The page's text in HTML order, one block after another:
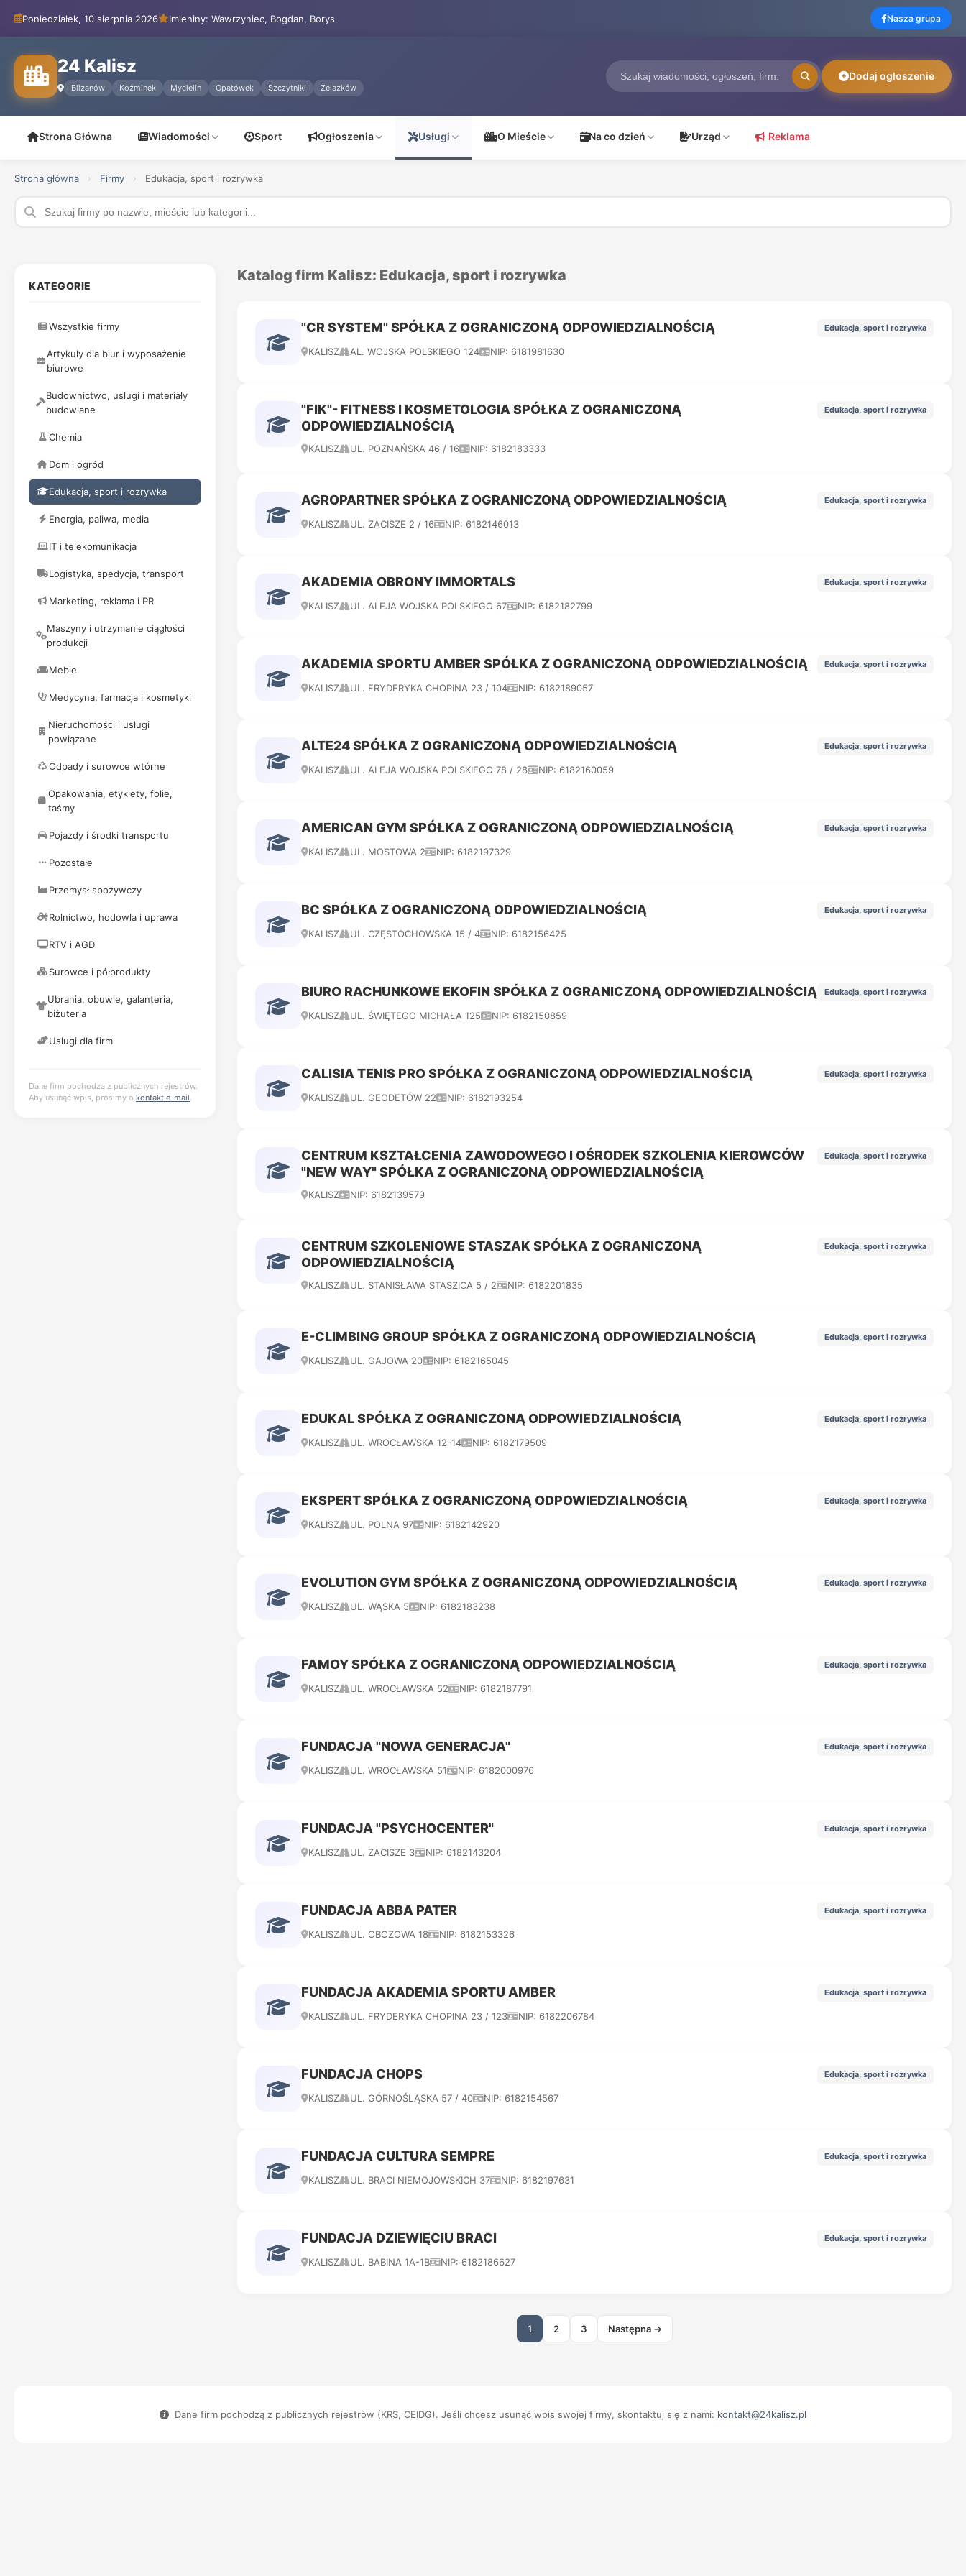
Poniedziałek, 10 sierpnia 2026 Imieniny: Wawrzyniec, Bogdan, Borys Nasza grupa
24 Kalisz
Blizanów Koźminek Mycielin Opatówek Szczytniki Żelazków
Dodaj ogłoszenie
Strona Główna Wiadomości Sport Ogłoszenia Usługi O Mieście Na co dzień Urząd Reklama
Strona główna › Firmy › Edukacja, sport i rozrywka
KATEGORIE
Wszystkie firmy
Artykuły dla biur i wyposażenie
biurowe
Budownictwo, usługi i materiały
budowlane
Chemia
Dom i ogród
Edukacja, sport i rozrywka
Energia, paliwa, media
IT i telekomunikacja
Logistyka, spedycja, transport
Marketing, reklama i PR
Maszyny i utrzymanie ciągłości
produkcji
Meble
Medycyna, farmacja i kosmetyki
Nieruchomości i usługi
powiązane
Odpady i surowce wtórne
Opakowania, etykiety, folie,
taśmy
Pojazdy i środki transportu
Pozostałe
Przemysł spożywczy
Rolnictwo, hodowla i uprawa
RTV i AGD
Surowce i półprodukty
Ubrania, obuwie, galanteria,
biżuteria
Usługi dla firm
Dane firm pochodzą z publicznych rejestrów.
Aby usunąć wpis, prosimy o kontakt e-mail.
Katalog firm Kalisz: Edukacja, sport i rozrywka
"CR SYSTEM" SPÓŁKA Z OGRANICZONĄ ODPOWIEDZIALNOŚCIĄ Edukacja, sport i rozrywka
KALISZ AL. WOJSKA POLSKIEGO 124 NIP: 6181981630
"FIK"- FITNESS I KOSMETOLOGIA SPÓŁKA Z OGRANICZONĄ
ODPOWIEDZIALNOŚCIĄ
Edukacja, sport i rozrywka
KALISZ UL. POZNAŃSKA 46 / 16 NIP: 6182183333
AGROPARTNER SPÓŁKA Z OGRANICZONĄ ODPOWIEDZIALNOŚCIĄ Edukacja, sport i rozrywka
KALISZ UL. ZACISZE 2 / 16 NIP: 6182146013
AKADEMIA OBRONY IMMORTALS Edukacja, sport i rozrywka
KALISZ UL. ALEJA WOJSKA POLSKIEGO 67 NIP: 6182182799
AKADEMIA SPORTU AMBER SPÓŁKA Z OGRANICZONĄ ODPOWIEDZIALNOŚCIĄ Edukacja, sport i rozrywka
KALISZ UL. FRYDERYKA CHOPINA 23 / 104 NIP: 6182189057
ALTE24 SPÓŁKA Z OGRANICZONĄ ODPOWIEDZIALNOŚCIĄ Edukacja, sport i rozrywka
KALISZ UL. ALEJA WOJSKA POLSKIEGO 78 / 28 NIP: 6182160059
AMERICAN GYM SPÓŁKA Z OGRANICZONĄ ODPOWIEDZIALNOŚCIĄ Edukacja, sport i rozrywka
KALISZ UL. MOSTOWA 2 NIP: 6182197329
BC SPÓŁKA Z OGRANICZONĄ ODPOWIEDZIALNOŚCIĄ Edukacja, sport i rozrywka
KALISZ UL. CZĘSTOCHOWSKA 15 / 4 NIP: 6182156425
BIURO RACHUNKOWE EKOFIN SPÓŁKA Z OGRANICZONĄ ODPOWIEDZIALNOŚCIĄ Edukacja, sport i rozrywka
KALISZ UL. ŚWIĘTEGO MICHAŁA 125 NIP: 6182150859
CALISIA TENIS PRO SPÓŁKA Z OGRANICZONĄ ODPOWIEDZIALNOŚCIĄ Edukacja, sport i rozrywka
KALISZ UL. GEODETÓW 22 NIP: 6182193254
CENTRUM KSZTAŁCENIA ZAWODOWEGO I OŚRODEK SZKOLENIA KIEROWCÓW
"NEW WAY" SPÓŁKA Z OGRANICZONĄ ODPOWIEDZIALNOŚCIĄ
Edukacja, sport i rozrywka
KALISZ NIP: 6182139579
CENTRUM SZKOLENIOWE STASZAK SPÓŁKA Z OGRANICZONĄ
ODPOWIEDZIALNOŚCIĄ
Edukacja, sport i rozrywka
KALISZ UL. STANISŁAWA STASZICA 5 / 2 NIP: 6182201835
E-CLIMBING GROUP SPÓŁKA Z OGRANICZONĄ ODPOWIEDZIALNOŚCIĄ Edukacja, sport i rozrywka
KALISZ UL. GAJOWA 20 NIP: 6182165045
EDUKAL SPÓŁKA Z OGRANICZONĄ ODPOWIEDZIALNOŚCIĄ Edukacja, sport i rozrywka
KALISZ UL. WROCŁAWSKA 12-14 NIP: 6182179509
EKSPERT SPÓŁKA Z OGRANICZONĄ ODPOWIEDZIALNOŚCIĄ Edukacja, sport i rozrywka
KALISZ UL. POLNA 97 NIP: 6182142920
EVOLUTION GYM SPÓŁKA Z OGRANICZONĄ ODPOWIEDZIALNOŚCIĄ Edukacja, sport i rozrywka
KALISZ UL. WĄSKA 5 NIP: 6182183238
FAMOY SPÓŁKA Z OGRANICZONĄ ODPOWIEDZIALNOŚCIĄ Edukacja, sport i rozrywka
KALISZ UL. WROCŁAWSKA 52 NIP: 6182187791
FUNDACJA "NOWA GENERACJA" Edukacja, sport i rozrywka
KALISZ UL. WROCŁAWSKA 51 NIP: 6182000976
FUNDACJA "PSYCHOCENTER" Edukacja, sport i rozrywka
KALISZ UL. ZACISZE 3 NIP: 6182143204
FUNDACJA ABBA PATER Edukacja, sport i rozrywka
KALISZ UL. OBOZOWA 18 NIP: 6182153326
FUNDACJA AKADEMIA SPORTU AMBER Edukacja, sport i rozrywka
KALISZ UL. FRYDERYKA CHOPINA 23 / 123 NIP: 6182206784
FUNDACJA CHOPS Edukacja, sport i rozrywka
KALISZ UL. GÓRNOŚLĄSKA 57 / 40 NIP: 6182154567
FUNDACJA CULTURA SEMPRE Edukacja, sport i rozrywka
KALISZ UL. BRACI NIEMOJOWSKICH 37 NIP: 6182197631
FUNDACJA DZIEWIĘCIU BRACI Edukacja, sport i rozrywka
KALISZ UL. BABINA 1A-1B NIP: 6182186627
1 2 3 Następna →
Dane firm pochodzą z publicznych rejestrów (KRS, CEIDG). Jeśli chcesz usunąć wpis swojej firmy, skontaktuj się z nami: kontakt@24kalisz.pl